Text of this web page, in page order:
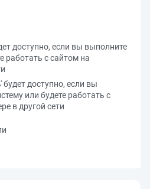
доступно, если вы выполните
работать с сайтом на
будет доступно, если вы
или будете работать с
в другой сети